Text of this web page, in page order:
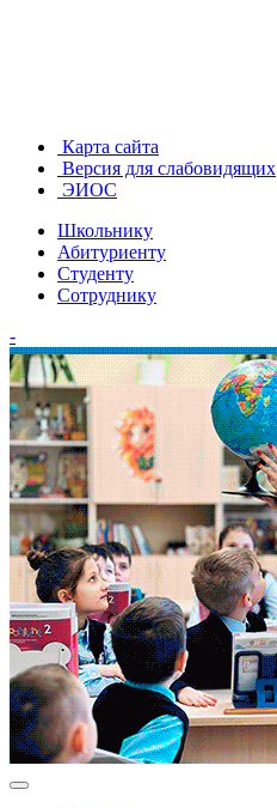
Карта сайта
Версия для слабовидящих
ЭИОС
Школьнику
Абитуриенту
Студенту
Сотруднику
-